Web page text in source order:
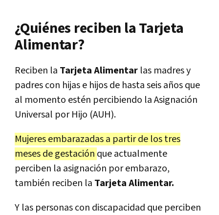
¿Quiénes reciben la Tarjeta
Alimentar?
Reciben la Tarjeta Alimentar las madres y
padres con hijas e hijos de hasta seis años que
al momento estén percibiendo la Asignación
Universal por Hijo (AUH).
Mujeres embarazadas a partir de los tres
meses de gestación que actualmente
perciben la asignación por embarazo,
también reciben la Tarjeta Alimentar.
Y las personas con discapacidad que perciben